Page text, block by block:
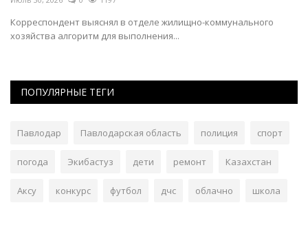
Зрители следили за артистами у сцены, с пляжа и верхних
ярусов набережной. Одновременно...
ПОПУЛЯРНЫЕ ТЕГИ
Павлодар Павлодарская область полиция спорт
погода Экибастуз дети ремонт Казахстан
Аксу конкурс футбол дчс облачно школа